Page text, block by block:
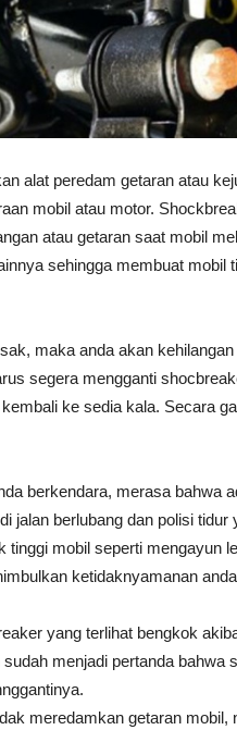
alat peredam getaran atau
mobil atau motor.
atau getaran saat mobil
sehingga membuat
maka anda akan
segera mengganti
ke sedia kala. Secara
berkendara, merasa bahwa
jalan berlubang dan polisi
tinggi mobil seperti mengayun
ketidaknyamanan
yang terlihat bengkok
menjadi pertanda
meredamkan getaran